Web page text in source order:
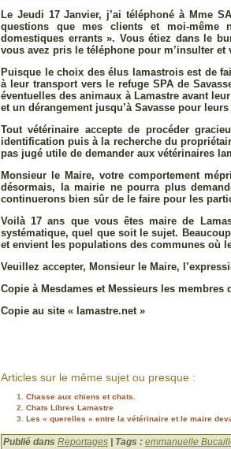
Le Jeudi 17 Janvier, j’ai téléphoné à Mme
questions que mes clients et moi-
domestiques errants ». Vous étiez dans le
vous avez pris le téléphone pour m’insulter
Puisque le choix des élus lamastrois est de
à leur transport vers le refuge SPA de
éventuelles des animaux à Lamastre avant
et un dérangement jusqu’à Savasse pour
Tout vétérinaire accepte de procéder
identification puis à la recherche du
pas jugé utile de demander aux vétérinaires
Monsieur le Maire, votre comportement
désormais, la mairie ne pourra plus
continuerons bien sûr de le faire pour les
Voilà 17 ans que vous êtes maire de
systématique, quel que soit le sujet.
et envient les populations des communes où
Veuillez accepter, Monsieur le Maire,
Copie à Mesdames et Messieurs les
Copie au site « lamastre.net »
Articles sur le même sujet ou presque :
Chasse aux chiens et chats.
Chats Libres Lamastre
Les « querelles » entre la vétérinaire et le maire
Publié dans Reportages | Tags : emmanuelle